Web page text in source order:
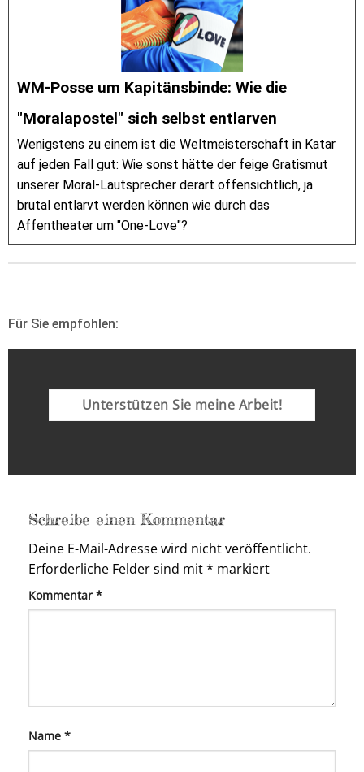
WM-Posse um Kapitänsbinde: Wie die
"Moralapostel" sich selbst entlarven
Wenigstens zu einem ist die Weltmeisterschaft in Katar
auf jeden Fall gut: Wie sonst hätte der feige Gratismut
unserer Moral-Lautsprecher derart offensichtlich, ja
brutal entlarvt werden können wie durch das
Affentheater um "One-Love"?
Für Sie empfohlen:
Unterstützen Sie meine Arbeit!
Schreibe einen Kommentar
Deine E-Mail-Adresse wird nicht veröffentlicht.
Erforderliche Felder sind mit* markiert
Kommentar *
Name *